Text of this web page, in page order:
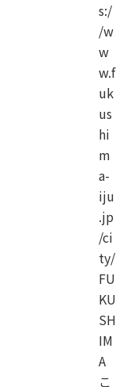
s:/
/w
w
w.f
uk
us
hi
m
a-
iju
.jp
/ci
ty/
FU
KU
SH
IM
A
こ